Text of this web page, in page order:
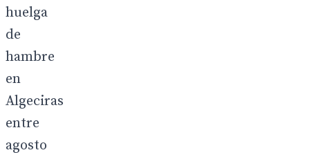
huelga
de
hambre
en
Algeciras
entre
agosto